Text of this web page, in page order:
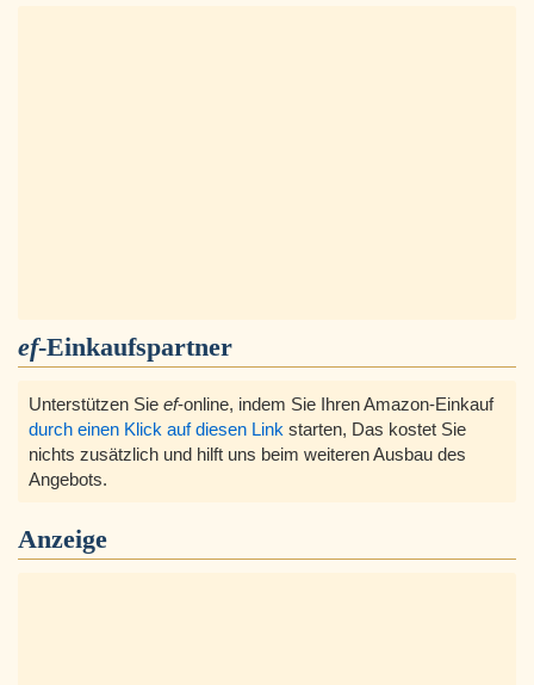
ef-Einkaufspartner
Unterstützen Sie ef-online, indem Sie Ihren Amazon-Einkauf
durch einen Klick auf diesen Link starten, Das kostet Sie
nichts zusätzlich und hilft uns beim weiteren Ausbau des
Angebots.
Anzeige